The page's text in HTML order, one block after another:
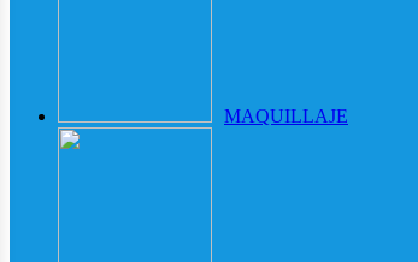
MAQUILLAJE